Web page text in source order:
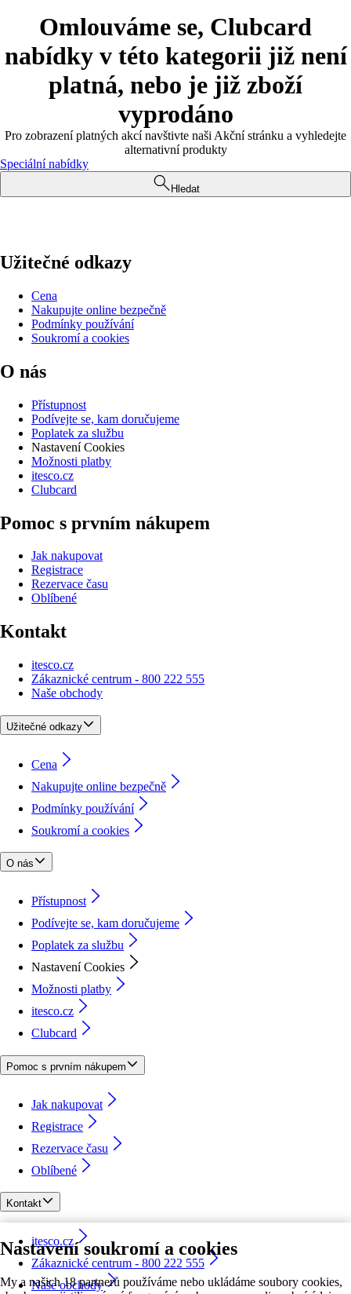
Nastavení soukromí a cookies
My a našich 18 partnerů používáme nebo ukládáme soubory cookies,
Omlouváme se, Clubcard
nabídky v této kategorii již není
platná, nebo je již zboží
vyprodáno
Pro zobrazení platných akcí navštivte naši Akční stránku a vyhledejte
alternativní produkty
Speciální nabídky
Hledat
Užitečné odkazy
Cena
Nakupujte online bezpečně
Podmínky používání
Soukromí a cookies
O nás
Přístupnost
Podívejte se, kam doručujeme
Poplatek za službu
Nastavení Cookies
Možnosti platby
itesco.cz
Clubcard
Pomoc s prvním nákupem
Jak nakupovat
Registrace
Rezervace času
Oblíbené
Kontakt
itesco.cz
Zákaznické centrum - 800 222 555
Naše obchody
Užitečné odkazy
Cena
Nakupujte online bezpečně
Podmínky používání
Soukromí a cookies
O nás
Přístupnost
Podívejte se, kam doručujeme
Poplatek za službu
Nastavení Cookies
Možnosti platby
itesco.cz
Clubcard
Pomoc s prvním nákupem
Jak nakupovat
Registrace
Rezervace času
Oblíbené
Kontakt
itesco.cz
Zákaznické centrum - 800 222 555
Naše obchody